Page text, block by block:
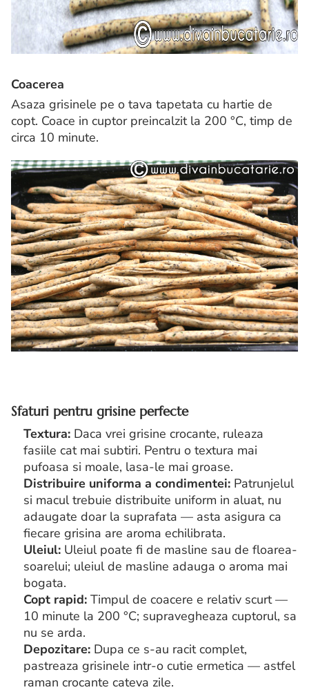
Coacerea
Asaza grisinele pe o tava tapetata cu hartie de
copt. Coace in cuptor preincalzit la 200 °C, timp de
circa 10 minute.
Sfaturi pentru grisine perfecte
Textura: Daca vrei grisine crocante, ruleaza
fasiile cat mai subtiri. Pentru o textura mai
pufoasa si moale, lasa-le mai groase.
Distribuire uniforma a condimentei: Patrunjelul
si macul trebuie distribuite uniform in aluat, nu
adaugate doar la suprafata — asta asigura ca
fiecare grisina are aroma echilibrata.
Uleiul: Uleiul poate fi de masline sau de floarea-
soarelui; uleiul de masline adauga o aroma mai
bogata.
Copt rapid: Timpul de coacere e relativ scurt —
10 minute la 200 °C; supravegheaza cuptorul, sa
nu se arda.
Depozitare: Dupa ce s-au racit complet,
pastreaza grisinele intr-o cutie ermetica — astfel
raman crocante cateva zile.